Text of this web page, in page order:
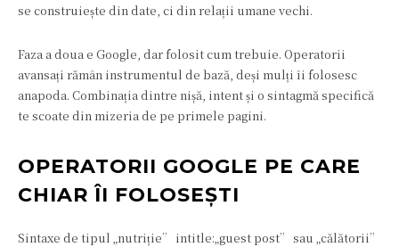
se construiește din date, ci din relații umane vechi.
Faza a doua e Google, dar folosit cum trebuie. Operatorii
avansați rămân instrumentul de bază, deși mulți îi folosesc
anapoda. Combinația dintre nișă, intent și o sintagmă specifică
te scoate din mizeria de pe primele pagini.
OPERATORII GOOGLE PE CARE
CHIAR ÎI FOLOSEȘTI
Sintaxe de tipul „nutriție” intitle:„guest post” sau „călătorii”